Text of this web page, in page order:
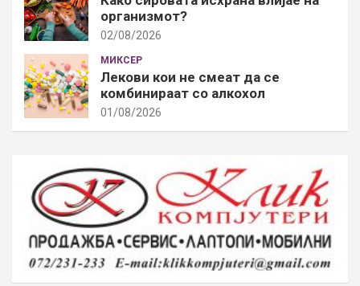
организмот?
02/08/2026
МИКСЕР
Лекови кои не смеат да се
комбинираат со алкохол
01/08/2026